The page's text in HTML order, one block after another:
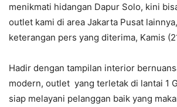
menikmati hidangan Dapur Solo, kini
outlet kami di area Jakarta Pusat
keterangan pers yang diterima, Kamis
Hadir dengan tampilan interior
modern, outlet yang terletak di lantai 1
siap melayani pelanggan baik yang